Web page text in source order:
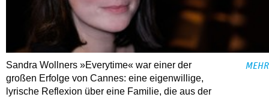
Sandra Wollners »Everytime« war einer der
großen Erfolge von Cannes: eine eigenwillige,
lyrische Reflexion über eine ­Familie, die aus der
MEHR